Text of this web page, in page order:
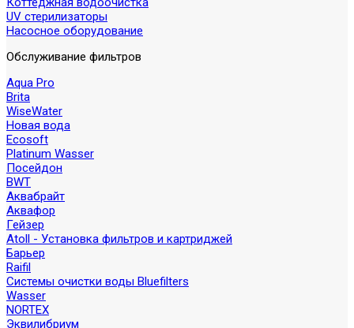
UV стерилизаторы
Насосное оборудование
Обслуживание фильтров
Aqua Pro
Brita
WiseWater
Новая вода
Ecosoft
Platinum Wasser
Посейдон
BWT
Аквабрайт
Аквафор
Гейзер
Atoll - Установка фильтров и картриджей
Барьер
Raifil
Системы очистки воды Bluefilters
Wasser
NORTEX
Эквилибриум